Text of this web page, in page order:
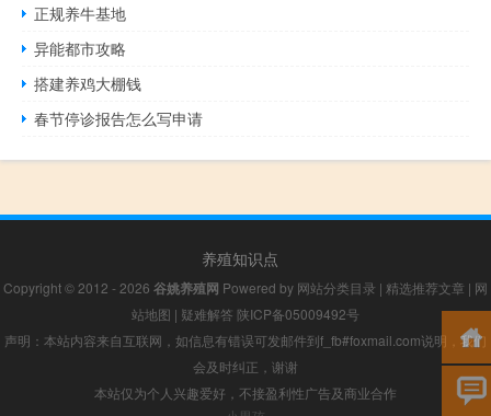
正规养牛基地
异能都市攻略
搭建养鸡大棚钱
春节停诊报告怎么写申请
养殖知识点
Copyright © 2012 - 2026 谷姚养殖网 Powered by 网站分类目录 | 精选推荐文章 | 网
站地图 | 疑难解答 陕ICP备05009492号
声明：本站内容来自互联网，如信息有错误可发邮件到f_fb#foxmail.com说明，我们
会及时纠正，谢谢
本站仅为个人兴趣爱好，不接盈利性广告及商业合作